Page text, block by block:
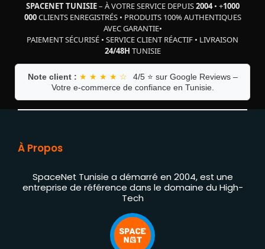
SPACENET TUNISIE– À VOTRE SERVICE DEPUIS2004• +1000
000CLIENTS ENREGISTRÉS• PRODUITS 100% AUTHENTIQUES
AVEC GARANTIE•
PAIEMENT SÉCURISÉ • SERVICE CLIENT RÉACTIF • LIVRAISON
24/48H TUNISIE
Note client : ★ ★ ★ ★ ☆
4/5 ⭐ sur Google Reviews –
Votre e-commerce de confiance en Tunisie.
À Propos
SpaceNet Tunisie a démarré en 2004, est une
entreprise de référence dans le domaine du High-
Tech